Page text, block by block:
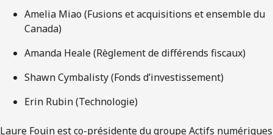
Amelia Miao (Fusions et acquisitions et ensemble du
Canada)
Amanda Heale (Règlement de différends fiscaux)
Shawn Cymbalisty (Fonds d’investissement)
Erin Rubin (Technologie)
Laure Fouin est co-présidente du groupe Actifs numériques